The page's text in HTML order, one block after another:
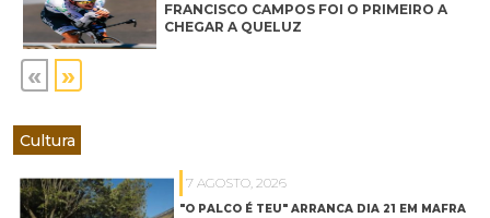
FRANCISCO CAMPOS FOI O PRIMEIRO A
CHEGAR A QUELUZ
« »
Cultura
7 AGOSTO, 2026
"O PALCO É TEU" ARRANCA DIA 21 EM MAFRA